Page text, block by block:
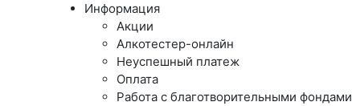
Информация
Акции
Алкотестер-онлайн
Неуспешный платеж
Оплата
Работа с благотворительными фондами